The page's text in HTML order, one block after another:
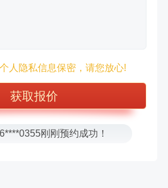
人隐私信息保密，请您放心!
刚刚预约成功！
刚刚预约成功！
刚刚预约成功！